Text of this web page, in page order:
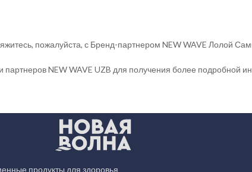
пожалуйста, с Бренд-партнером NEW WAVE Лолой
партнеров NEW WAVE UZB для получения более подробной
продукты для здоровья